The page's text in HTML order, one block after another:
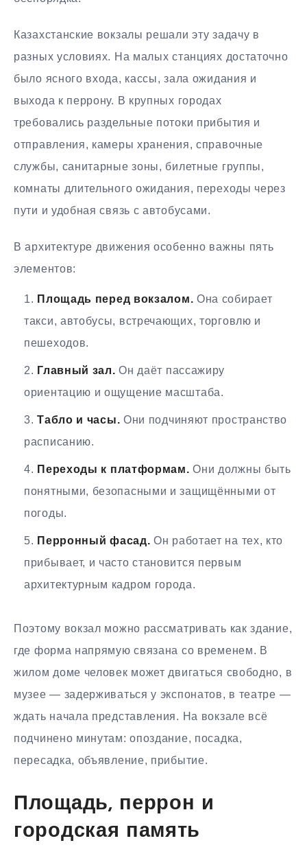
Казахстанские вокзалы решали эту задачу в
разных условиях. На малых станциях достаточно
было ясного входа, кассы, зала ожидания и
выхода к перрону. В крупных городах
требовались раздельные потоки прибытия и
отправления, камеры хранения, справочные
службы, санитарные зоны, билетные группы,
комнаты длительного ожидания, переходы через
пути и удобная связь с автобусами.
В архитектуре движения особенно важны пять
элементов:
Площадь перед вокзалом. Она собирает
такси, автобусы, встречающих, торговлю и
пешеходов.
Главный зал. Он даёт пассажиру
ориентацию и ощущение масштаба.
Табло и часы. Они подчиняют пространство
расписанию.
Переходы к платформам. Они должны быть
понятными, безопасными и защищёнными от
погоды.
Перронный фасад. Он работает на тех, кто
прибывает, и часто становится первым
архитектурным кадром города.
Поэтому вокзал можно рассматривать как здание,
где форма напрямую связана со временем. В
жилом доме человек может двигаться свободно, в
музее — задерживаться у экспонатов, в театре —
ждать начала представления. На вокзале всё
подчинено минутам: опоздание, посадка,
пересадка, объявление, прибытие.
Площадь, перрон и
городская память